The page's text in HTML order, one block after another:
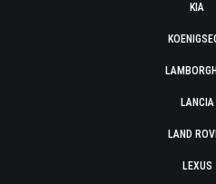
KIA
LANCIA
LAND
LEXUS